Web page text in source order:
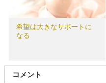
希望は大きなサポートに
なる
コメント